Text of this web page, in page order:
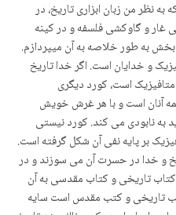
نظر من زبان ابزاری تاریخ، در
غار و گاوکشی فلسفه و در کینه
به طور خلاصه به آن میپردازم.
و خدایان است. اگر خدا تاریخ
است، کورد دیگری
آنان است و با هر غرش خویش
به نابودی می کند. کورد نیستی
بر پایه نفی آن شکل گرفته است.
و خدا در حسرت آن می سوزند و در
تاریخی و کتاب مقدسی به آن
تاریخی و کتب مقدس است سایه